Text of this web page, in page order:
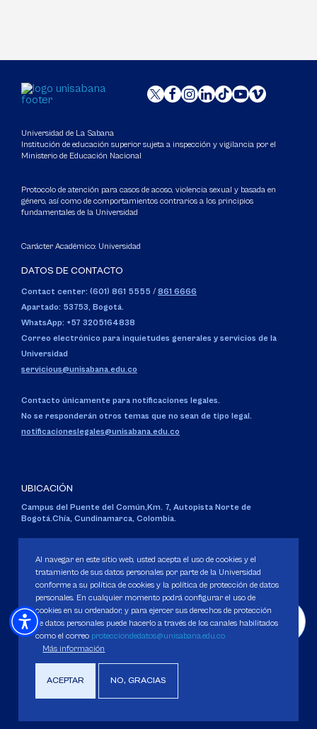
Universidad de La Sabana
Institución de educación superior sujeta a inspección y vigilancia por el
Ministerio de Educación Nacional
Protocolo de atención para casos de acoso, violencia sexual y basada en
género, así como de comportamientos contrarios a los principios
fundamentales de la Universidad
Carácter Académico: Universidad
DATOS DE CONTACTO
Contact center: (601) 861 5555 / 861 6666
Apartado: 53753, Bogotá.
WhatsApp: +57 3205164838
Correo electrónico para inquietudes generales y servicios de la
Universidad
servicious@unisabana.edu.co
Contacto únicamente para notificaciones legales.
No se responderán otros temas que no sean de tipo legal.
notificacioneslegales@unisabana.edu.co
UBICACIÓN
Campus del Puente del Común,Km. 7, Autopista Norte de
Bogotá.Chía, Cundinamarca, Colombia.
Personería Jurídica:Resolución 130 del 14 de enero de 1980.
Ministerio de Educación Nacional.
Política de Protección de datos
Derechos Pecuniarios
Al navegar en este sitio web, usted acepta el uso de cookies y el
tratamiento de sus datos personales por parte de la Universidad
conforme a su política de cookies y la política de protección de datos
personales. En cualquier momento podrá configurar el uso de
cookies en su ordenador, y para ejercer sus derechos de protección
de datos personales puede hacerlo a través de los canales habilitados
como el correo protecciondedatos@unisabana.edu.co
Más información
ACEPTAR NO, GRACIAS